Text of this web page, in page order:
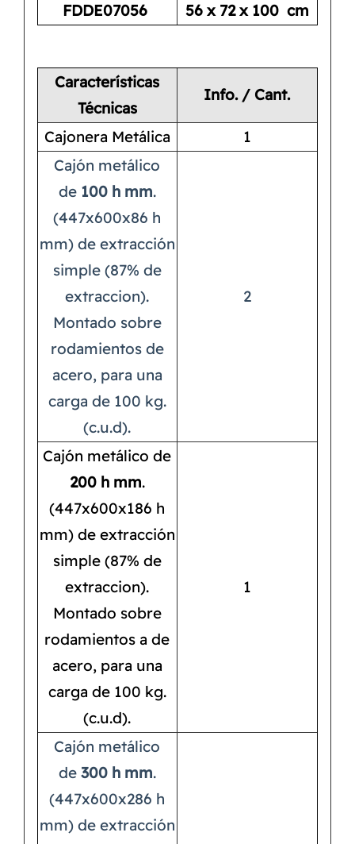
FDDE07056
56 x 72 x 100 cm
Características
Técnicas
Info. / Cant.
Cajonera Metálica
1
Cajón metálico
de 100 h mm.
(447x600x86 h
mm) de extracción
simple (87% de
extraccion).
Montado sobre
rodamientos de
acero, para una
carga de 100 kg.
(c.u.d).
2
Cajón metálico de
200 h mm.
(447x600x186 h
mm) de extracción
simple (87% de
extraccion).
Montado sobre
rodamientos a de
acero, para una
carga de 100 kg.
(c.u.d).
1
Cajón metálico
de300 h mm.
(447x600x286 h
mm) de extracción